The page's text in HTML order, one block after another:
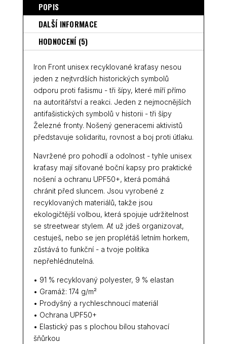
POPIS
DALŠÍ INFORMACE
HODNOCENÍ (5)
Iron Front unisex recyklované kraťasy nesou
jeden z nejtvrdších historických symbolů
odporu proti fašismu - tři šípy, které míří přímo
na autoritářství a reakci. Jeden z nejmocnějších
antifašistických symbolů v historii - tři šípy
Železné fronty. Nošený generacemi aktivistů
představuje solidaritu, rovnost a boj proti útlaku.
Navržené pro pohodlí a odolnost - tyhle unisex
kraťasy mají síťované boční kapsy pro praktické
nošení a ochranu UPF50+, která pomáhá
chránit před sluncem. Jsou vyrobené z
recyklovaných materiálů, takže jsou
ekologičtější volbou, která spojuje udržitelnost
se streetwear stylem. Ať už jdeš organizovat,
cestuješ, nebo se jen proplétáš letním horkem,
zůstává to funkční - a tvoje politika
nepřehlédnutelná.
• 91 % recyklovaný polyester, 9 % elastan
• Gramáž: 174 g/m²
• Prodyšný a rychleschnoucí materiál
• Ochrana UPF50+
• Elastický pas s plochou bílou stahovací
šňůrkou